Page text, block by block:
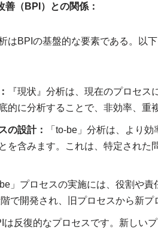
善（BPI）との関係：
はBPIの基盤的な要素である。以
『現状』分析は、現在のプロセ
的に分析することで、非効率、重
の設計：
「to-be」分析は、より
を含みます。これは、特定され
be」プロセスの実施には、役割や
で開発され、旧プロセスから新プ
は反復的なプロセスです。新しい